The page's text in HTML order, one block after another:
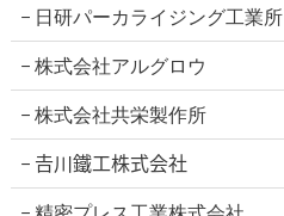
日研パーカライジング工業所
株式会社アルグロウ
株式会社共栄製作所
𠮷川鐵工株式会社